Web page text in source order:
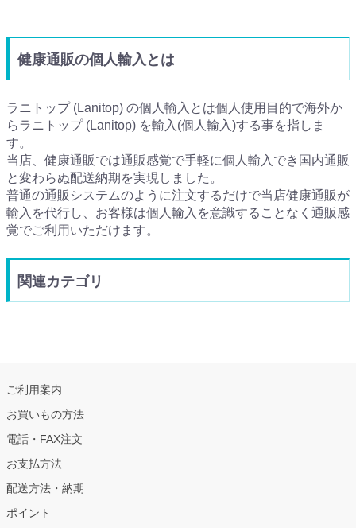
健康通販の個人輸入とは
ラニトップ (Lanitop) の個人輸入とは個人使用目的で海外か
らラニトップ (Lanitop) を輸入(個人輸入)する事を指しま
す。
当店、健康通販では通販感覚で手軽に個人輸入でき国内通販
と変わらぬ配送納期を実現しました。
普通の通販システムのように注文するだけで当店健康通販が
輸入を代行し、お客様は個人輸入を意識することなく通販感
覚でご利用いただけます。
関連カテゴリ
ご利用案内
お買いもの方法
電話・FAX注文
お支払方法
配送方法・納期
ポイント